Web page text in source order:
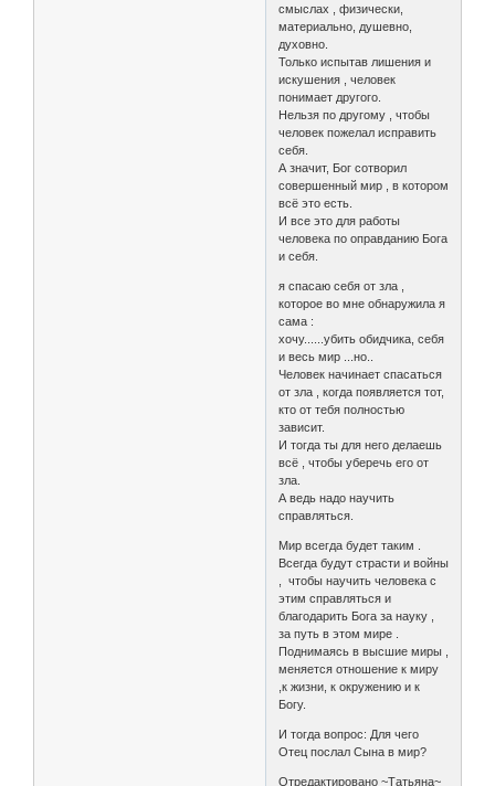
смыслах , физически,
материально, душевно,
духовно.
Только испытав лишения и
искушения , человек
понимает другого.
Нельзя по другому , чтобы
человек пожелал исправить
себя.
А значит, Бог сотворил
совершенный мир , в котором
всё это есть.
И все это для работы
человека по оправданию Бога
и себя.
я спасаю себя от зла ,
которое во мне обнаружила я
сама :
хочу......убить обидчика, себя
и весь мир ...но..
Человек начинает спасаться
от зла , когда появляется тот,
кто от тебя полностью
зависит.
И тогда ты для него делаешь
всё , чтобы уберечь его от
зла.
А ведь надо научить
справляться.
Мир всегда будет таким .
Всегда будут страсти и войны
, чтобы научить человека с
этим справляться и
благодарить Бога за науку ,
за путь в этом мире .
Поднимаясь в высшие миры ,
меняется отношение к миру
,к жизни, к окружению и к
Богу.
И тогда вопрос: Для чего
Отец послал Сына в мир?
Отредактировано ~Татьяна~